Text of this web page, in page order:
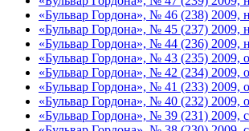
«Бульвар Гордона», № 46 (238) 2009,
«Бульвар Гордона», № 45 (237) 2009,
«Бульвар Гордона», № 44 (236) 2009,
«Бульвар Гордона», № 43 (235) 2009,
«Бульвар Гордона», № 42 (234) 2009,
«Бульвар Гордона», № 41 (233) 2009,
«Бульвар Гордона», № 40 (232) 2009,
«Бульвар Гордона», № 39 (231) 2009,